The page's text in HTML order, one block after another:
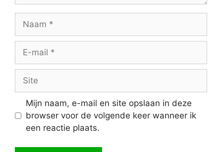
Naam
Site
Mijn naam, e-mail en site opslaan in deze
browser voor de volgende keer wanneer ik
een reactie plaats.